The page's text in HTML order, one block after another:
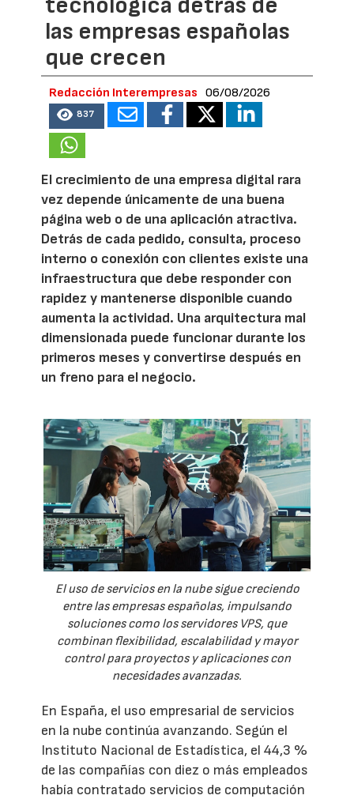
tecnológica detrás de
las empresas españolas
que crecen
Redacción Interempresas 06/08/2026
837
El crecimiento de una empresa digital rara
vez depende únicamente de una buena
página web o de una aplicación atractiva.
Detrás de cada pedido, consulta, proceso
interno o conexión con clientes existe una
infraestructura que debe responder con
rapidez y mantenerse disponible cuando
aumenta la actividad. Una arquitectura mal
dimensionada puede funcionar durante los
primeros meses y convertirse después en
un freno para el negocio.
El uso de servicios en la nube sigue creciendo
entre las empresas españolas, impulsando
soluciones como los servidores VPS, que
combinan flexibilidad, escalabilidad y mayor
control para proyectos y aplicaciones con
necesidades avanzadas.
En España, el uso empresarial de servicios
en la nube continúa avanzando. Según el
Instituto Nacional de Estadística, el 44,3 %
de las compañías con diez o más empleados
había contratado servicios de computación